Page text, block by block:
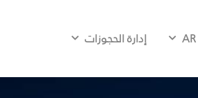
AR إدارة الحجوزات